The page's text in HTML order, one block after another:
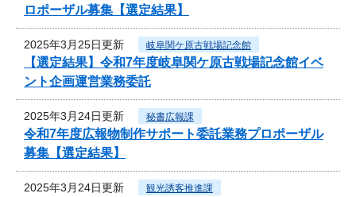
ロポーザル募集【選定結果】
2025年3月25日更新 岐阜関ケ原古戦場記念館
【選定結果】令和7年度岐阜関ケ原古戦場記念館イベ
ント企画運営業務委託
2025年3月24日更新 秘書広報課
令和7年度広報物制作サポート委託業務プロポーザル
募集【選定結果】
2025年3月24日更新 観光誘客推進課